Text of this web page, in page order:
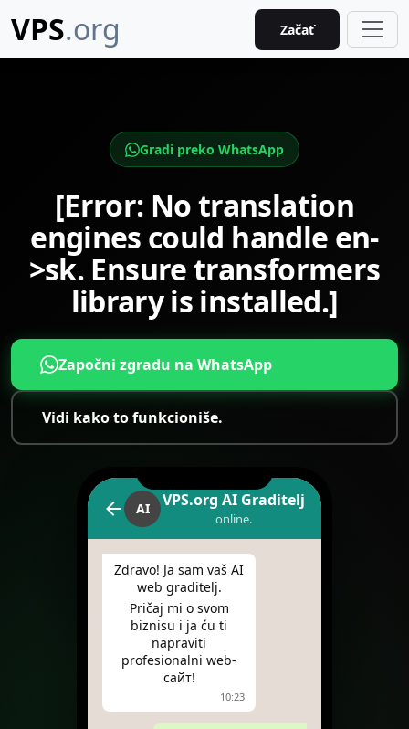
VPS.org Začať
Gradi preko WhatsApp
[Error: No translation
engines could handle en-
>sk. Ensure transformers
library is installed.]
Započni zgradu na WhatsApp
Vidi kako to funkcioniše.
AI VPS.org AI Graditelj
online.
Zdravo! Ja sam vaš AI
web graditelj.
Pričaj mi o svom
biznisu i ja ću ti
napraviti
profesionalni web-
сайт!
10:23